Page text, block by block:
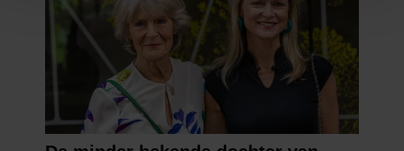
personaliseren, om functies voor social media te bieden
en om ons websiteverkeer te analyseren. Ook delen we
informatie over uw gebruik van onze site met onze
partners voor social media, adverteren en analyse. Deze
partners kunnen deze gegevens combineren met andere
informatie die u aan ze heeft verstrekt of die ze hebben
verzameld op basis van uw gebruik van hun services. U